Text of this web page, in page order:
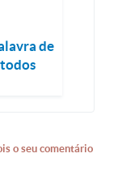
de
o seu comentário